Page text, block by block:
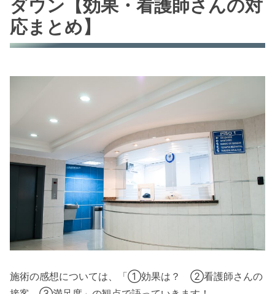
ダウン【効果・看護師さんの対
応まとめ】
施術の感想については、「①効果は？ ②看護師さんの